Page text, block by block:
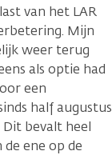
van het LAR
Mijn
weer terug
als optie had
een
half augustus
bevalt heel
ene op de